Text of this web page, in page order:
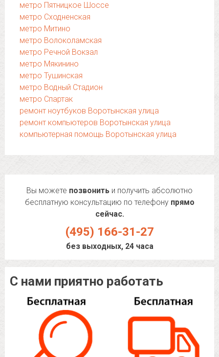
метро Пятницкое Шоссе
метро Сходненская
метро Митино
метро Волоколамская
метро Речной Вокзал
метро Мякинино
метро Тушинская
метро Водный Стадион
метро Спартак
ремонт ноутбуков Воротынская улица
ремонт компьютеров Воротынская улица
компьютерная помощь Воротынская улица
Вы можете позвонить и получить абсолютно
бесплатную консультацию по телефону прямо
сейчас.
(495) 166-31-27
без выходных, 24 часа
С нами приятно работать